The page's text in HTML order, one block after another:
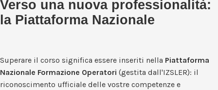
Verso una nuova professionalità:
la Piattaforma Nazionale
Superare il corso significa essere inseriti nella Piattaforma
Nazionale Formazione Operatori (gestita dall'IZSLER): il
riconoscimento ufficiale delle vostre competenze e